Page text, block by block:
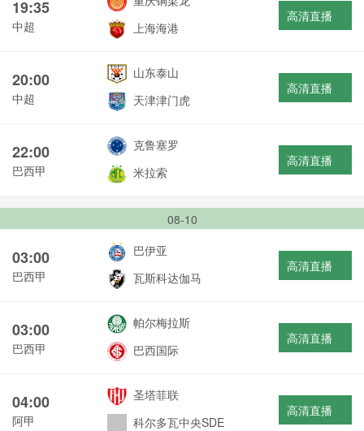
19:35
中超
上海海港
高清直播
20:00
中超
山东泰山
天津津门虎
高清直播
22:00
巴西甲
克鲁塞罗
米拉索
高清直播
08-10
03:00
巴西甲
巴伊亚
瓦斯科达伽马
高清直播
03:00
巴西甲
帕尔梅拉斯
巴西国际
高清直播
04:00
阿甲
圣塔菲联
科尔多瓦中央SDE
高清直播